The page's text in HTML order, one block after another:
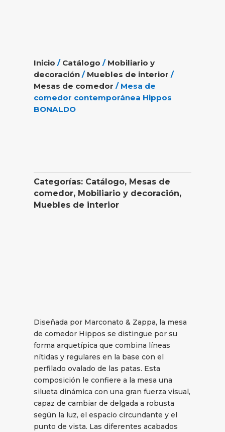
Inicio / Catálogo / Mobiliario y
decoración / Muebles de interior /
Mesas de comedor / Mesa de
comedor contemporánea Hippos
BONALDO
Categorías: Catálogo, Mesas de
comedor, Mobiliario y decoración,
Muebles de interior
Diseñada por Marconato & Zappa, la mesa
de comedor Hippos se distingue por su
forma arquetípica que combina líneas
nítidas y regulares en la base con el
perfilado ovalado de las patas. Esta
composición le confiere a la mesa una
silueta dinámica con una gran fuerza visual,
capaz de cambiar de delgada a robusta
según la luz, el espacio circundante y el
punto de vista. Las diferentes acabados